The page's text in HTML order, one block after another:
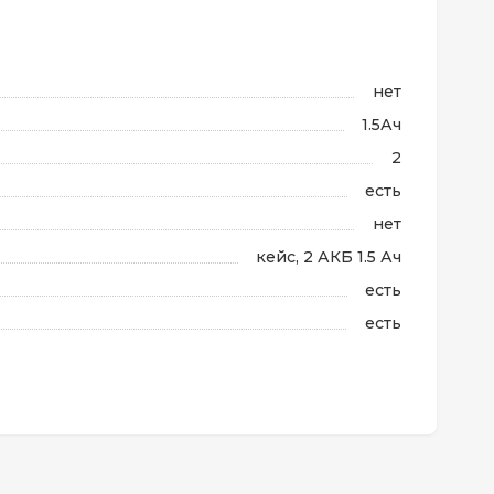
нет
1.5Ач
2
есть
нет
кейс, 2 АКБ 1.5 Ач
есть
есть